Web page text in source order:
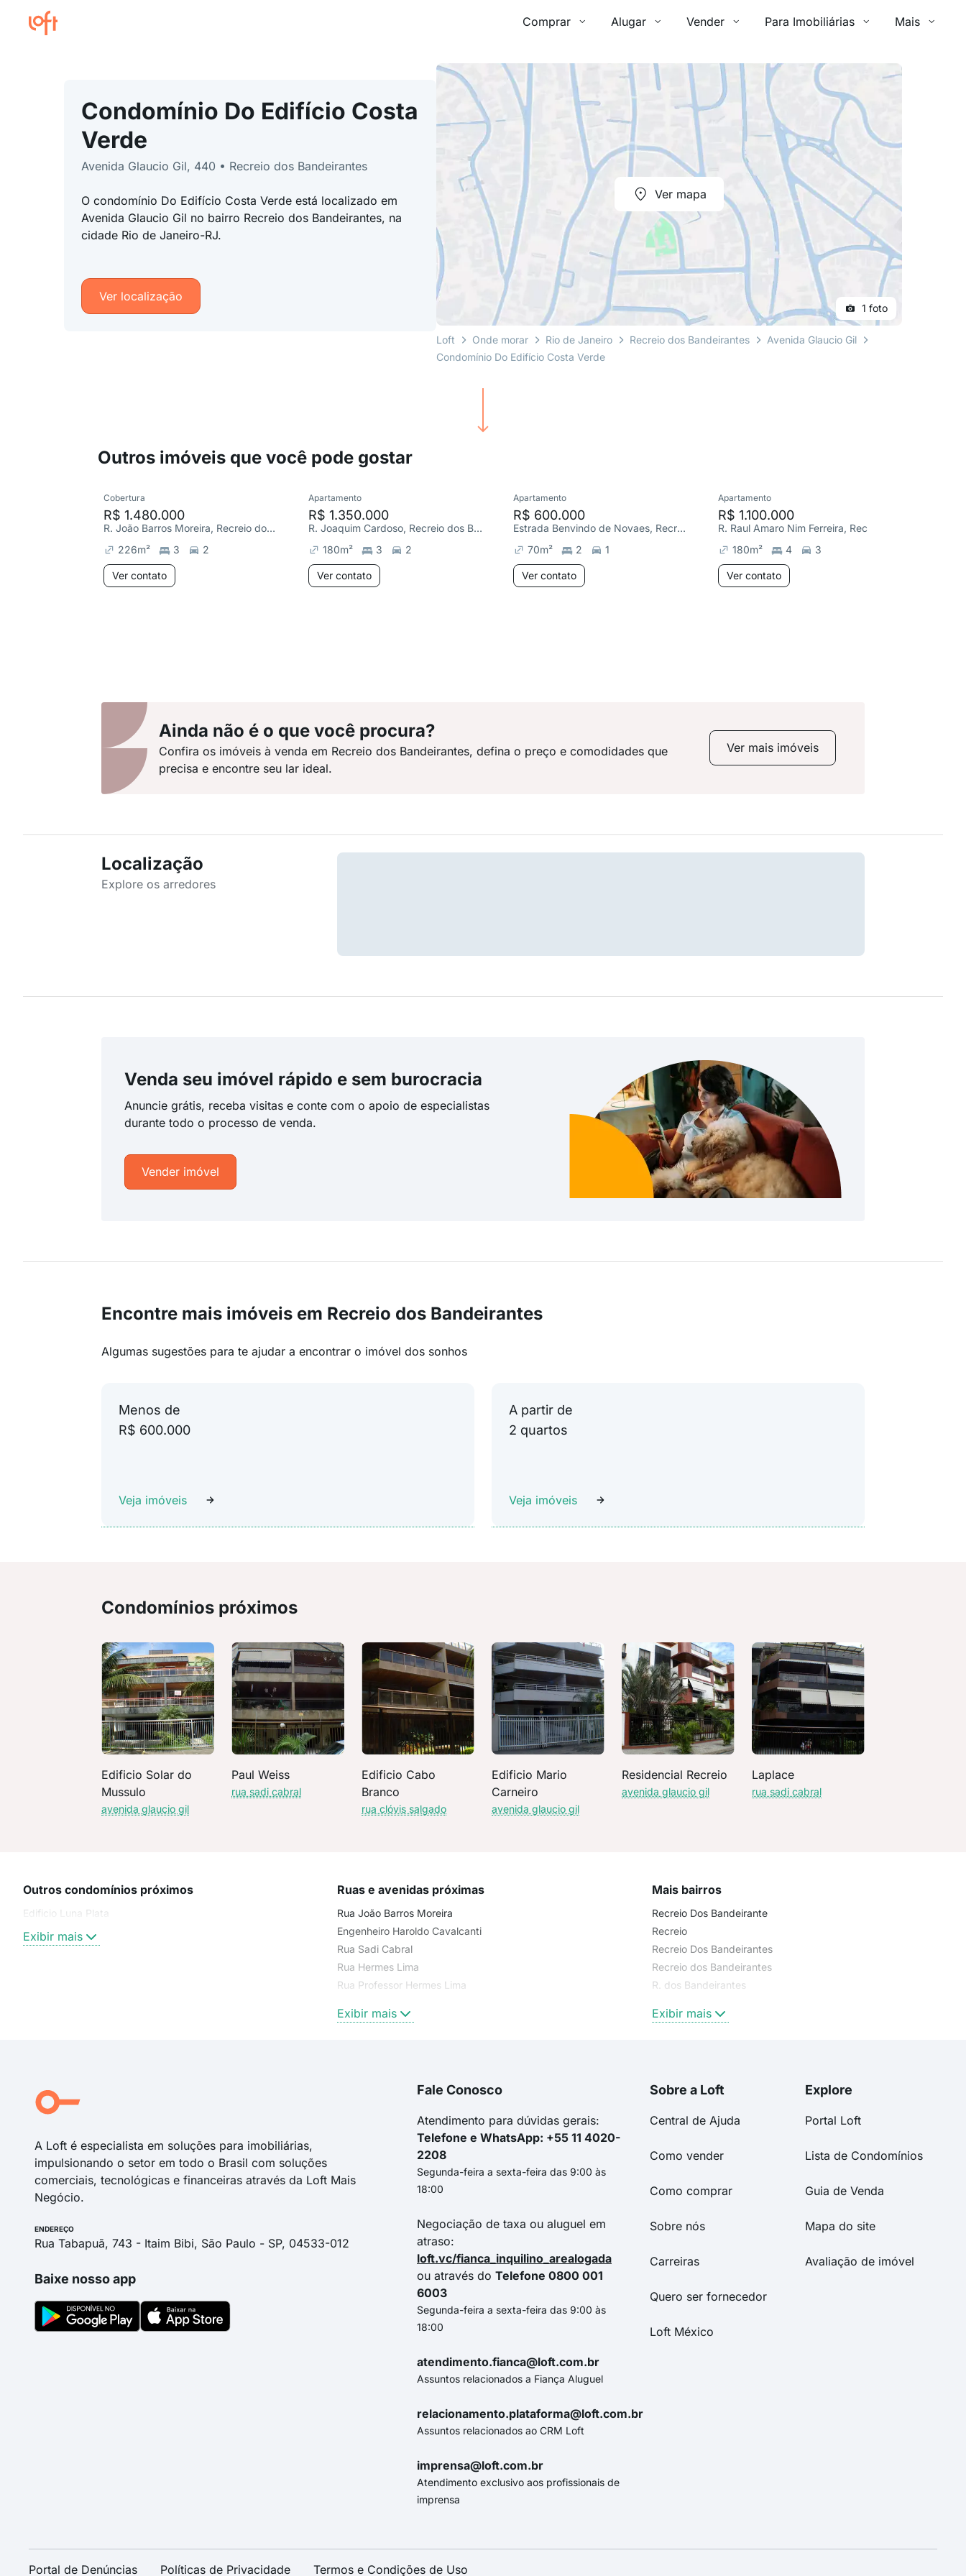
Comprar Alugar Vender Para Imobiliárias Mais
Condomínio Do Edifício Costa
Verde
Avenida Glaucio Gil, 440 • Recreio dos Bandeirantes
O condomínio Do Edifício Costa Verde está localizado em
Avenida Glaucio Gil no bairro Recreio dos Bandeirantes, na
cidade Rio de Janeiro-RJ.
Ver localização
Ver mapa
1 foto
Loft Onde morar Rio de Janeiro Recreio dos Bandeirantes
Avenida Glaucio Gil
Condomínio Do Edifício Costa Verde
Outros imóveis que você pode gostar
Cobertura
R$ 1.480.000
R. João Barros Moreira, Recreio dos Bandeirantes
226m² 3 2
Ver contato
Apartamento
R$ 1.350.000
R. Joaquim Cardoso, Recreio dos Bandeirantes
180m² 3 2
Ver contato
Apartamento
R$ 600.000
Estrada Benvindo de Novaes, Recreio dos Bandeirantes
70m² 2 1
Ver contato
Apartamento
R$ 1.100.000
180m² 4 3
Ver contato
Ainda não é o que você procura?
Confira os imóveis à venda em Recreio dos Bandeirantes, defina o preço e comodidades que
precisa e encontre seu lar ideal.
Ver mais imóveis
Localização
Explore os arredores
Venda seu imóvel rápido e sem burocracia
Anuncie grátis, receba visitas e conte com o apoio de especialistas
durante todo o processo de venda.
Vender imóvel
Encontre mais imóveis em Recreio dos Bandeirantes
Algumas sugestões para te ajudar a encontrar o imóvel dos sonhos
Menos de
R$ 600.000
Veja imóveis
A partir de
2 quartos
Veja imóveis
Condomínios próximos
Edificio Solar do
Mussulo
avenida glaucio gil
Paul Weiss
rua sadi cabral
Edificio Cabo
Branco
rua clóvis salgado
Edificio Mario
Carneiro
avenida glaucio gil
Residencial Recreio
avenida glaucio gil
Laplace
rua sadi cabral
Outros condomínios próximos
Edificio Luna Plata
Exibir mais
Ruas e avenidas próximas
Rua João Barros Moreira
Engenheiro Haroldo Cavalcanti
Rua Sadi Cabral
Rua Hermes Lima
Rua Professor Hermes Lima
rua professor motta maia
Exibir mais
Mais bairros
Recreio Dos Bandeirante
Recreio
Recreio Dos Bandeirantes
Recreio dos Bandeirantes
R. dos Bandeirantes
Exibir mais
A Loft é especialista em soluções para imobiliárias,
impulsionando o setor em todo o Brasil com soluções
comerciais, tecnológicas e financeiras através da Loft Mais
Negócio.
ENDEREÇO
Rua Tabapuã, 743 - Itaim Bibi, São Paulo - SP, 04533-012
Baixe nosso app
Fale Conosco
Atendimento para dúvidas gerais:
Telefone e WhatsApp: +55 11 4020-
2208
Segunda-feira a sexta-feira das 9:00 às
18:00
Negociação de taxa ou aluguel em
atraso:
loft.vc/fianca_inquilino_arealogada
ou através do Telefone 0800 001
6003
Segunda-feira a sexta-feira das 9:00 às
18:00
atendimento.fianca@loft.com.br
Assuntos relacionados a Fiança Aluguel
relacionamento.plataforma@loft.com.br
Assuntos relacionados ao CRM Loft
imprensa@loft.com.br
Atendimento exclusivo aos profissionais de
imprensa
Sobre a Loft
Central de Ajuda
Como vender
Como comprar
Sobre nós
Carreiras
Quero ser fornecedor
Loft México
Explore
Portal Loft
Lista de Condomínios
Guia de Venda
Mapa do site
Avaliação de imóvel
Portal de Denúncias Políticas de Privacidade Termos e Condições de Uso